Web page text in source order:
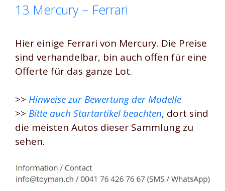
13 Mercury – Ferrari
Hier einige Ferrari von Mercury. Die Preise
sind verhandelbar, bin auch offen für eine
Offerte für das ganze Lot.
>> Hinweise zur Bewertung der Modelle
>> Bitte auch Startartikel beachten, dort sind
die meisten Autos dieser Sammlung zu
sehen.